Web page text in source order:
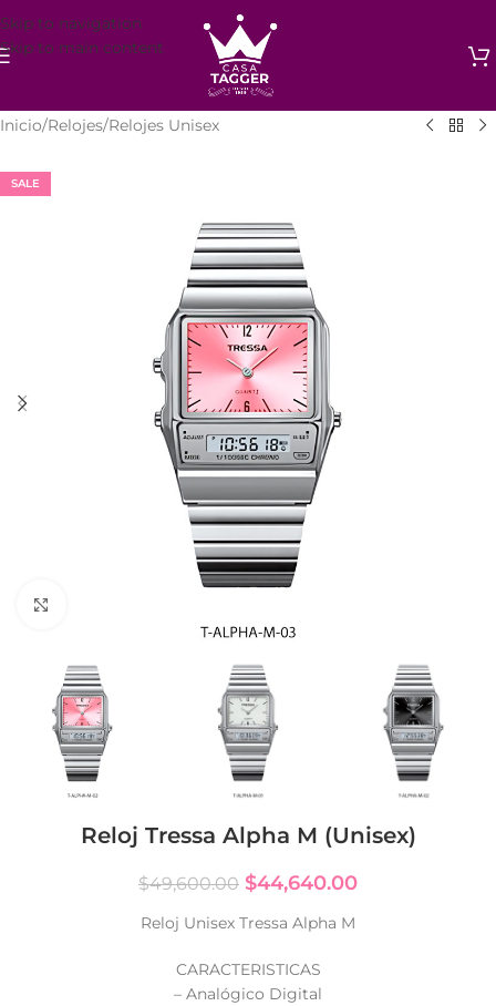
Skip to navigation
Skip to main content
Inicio/Relojes/Relojes Unisex
SALE
Reloj Tressa Alpha M (Unisex)
$49,600.00 $44,640.00
Reloj Unisex Tressa Alpha M
CARACTERISTICAS
– Analógico Digital